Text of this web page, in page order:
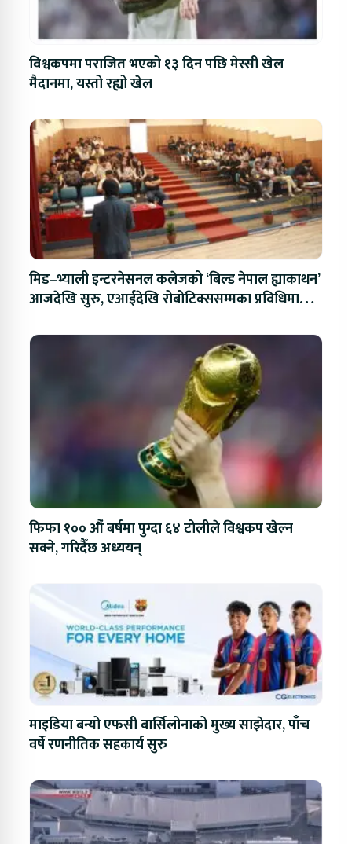
विश्वकपमा पराजित भएको १३ दिन पछि मेस्सी खेल
मैदानमा, यस्तो रह्यो खेल
मिड–भ्याली इन्टरनेसनल कलेजको ‘बिल्ड नेपाल ह्याकाथन’
आजदेखि सुरु, एआईदेखि रोबोटिक्ससम्मका प्रविधिमा
फिफा १०० औं बर्षमा पुग्दा ६४ टोलीले विश्वकप खेल्न
सक्ने, गरिदैँछ अध्ययन्
माइडिया बन्यो एफसी बार्सिलोनाको मुख्य साझेदार, पाँच
वर्षे रणनीतिक सहकार्य सुरु